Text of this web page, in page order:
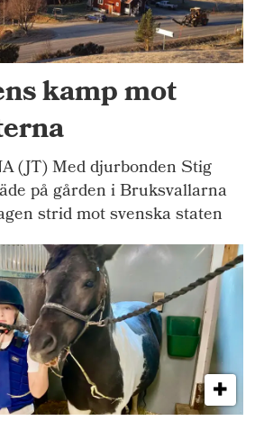
kamp mot
(JT) Med djurbonden Stig
på gården i Bruksvallarna
strid mot svenska staten